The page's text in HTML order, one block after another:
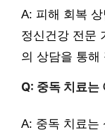
A: 피해 회복
정신건강 전문
의 상담을 통해
Q: 중독 치료는
A: 중독 치료는